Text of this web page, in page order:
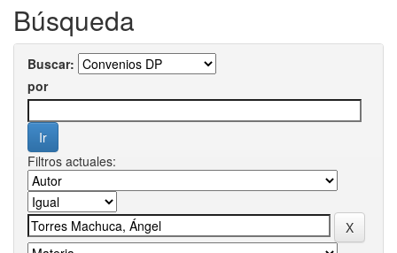
Búsqueda
Buscar:
por
Filtros actuales: